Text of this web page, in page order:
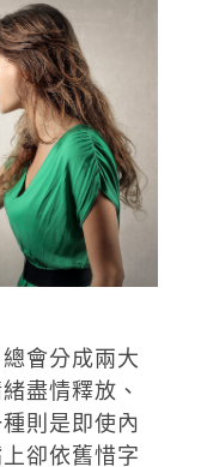
會分成兩大
盡情釋放、
則是即使內
卻依舊惜字